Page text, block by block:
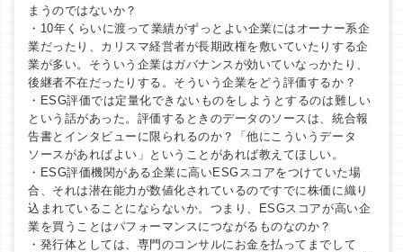
まうのではないか？
・10年くらいに渡って業績がずっとよい企業にはオーナー系企
業だったり、カリスマ経営者が長期政権を敷いていたりする企
業が多い。そういう企業はガバナンスが効いていなっかたり、
後継者不在だったりする。そういう企業をどう評価するか？
・ESG評価では定量化できないものをしようとするのは難しい
という話があった。評価するときのデータのソースは、統合報
告書とインタビューに限られるのか？「他にこういうデータ
ソースがあればよい」ということがあれば教えてほしい。
・ESG評価機関がある企業に高いESGスコアをつけていた場
合、それは潜在能力が数値化されているのですでに株価に織り
込まれていることにならないか。つまり、ESGスコアが高い企
業を買うことはパフォーマンスにつながるものなのか？
・発行体としては、専門のコンサルにお金を払ってまでして